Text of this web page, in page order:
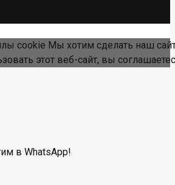
cookie Мы хотим сделать наш
этот веб-сайт, вы
в WhatsApp!